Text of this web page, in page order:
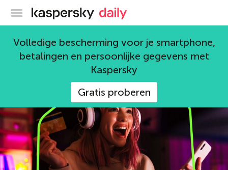
Kaspersky official blog
Volledige bescherming voor je smartphone,
betalingen en persoonlijke gegevens met
Kaspersky
Gratis proberen
Tips